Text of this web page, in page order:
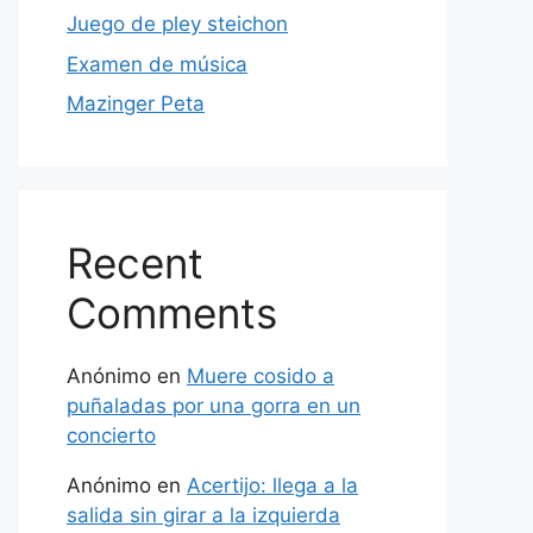
Juego de pley steichon
Examen de música
Mazinger Peta
Recent
Comments
Anónimo en Muere cosido a
puñaladas por una gorra en un
concierto
Anónimo en Acertijo: llega a la
salida sin girar a la izquierda